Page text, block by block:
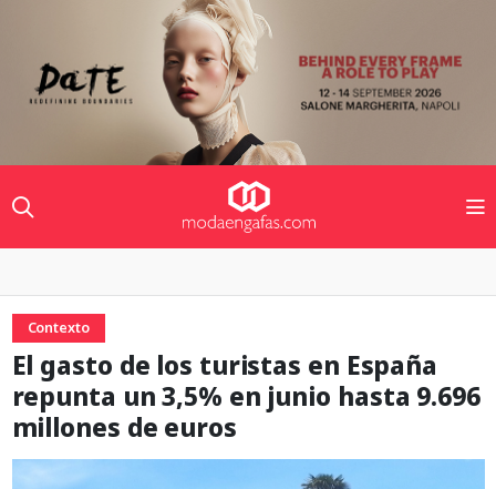
Contexto
El gasto de los turistas en España
repunta un 3,5% en junio hasta 9.696
millones de euros